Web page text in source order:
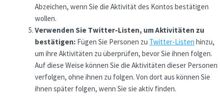
Abzeichen, wenn Sie die Aktivität des Kontos bestätigen
wollen.
Verwenden Sie Twitter-Listen, um Aktivitäten zu
bestätigen: Fügen Sie Personen zu Twitter-Listen hinzu,
um ihre Aktivitäten zu überprüfen, bevor Sie ihnen folgen.
Auf diese Weise können Sie die Aktivitäten dieser Personen
verfolgen, ohne ihnen zu folgen. Von dort aus können Sie
ihnen später folgen, wenn Sie sie aktiv finden.